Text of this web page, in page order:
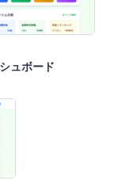
ュボード